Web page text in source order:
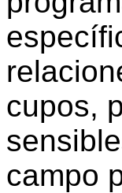
cupos,
campo